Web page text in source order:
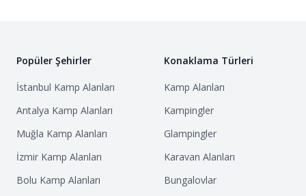
Popüler Şehirler
İstanbul Kamp Alanları
Antalya Kamp Alanları
Muğla Kamp Alanları
İzmir Kamp Alanları
Bolu Kamp Alanları
Konaklama Türleri
Kamp Alanları
Kampingler
Glampingler
Karavan Alanları
Bungalovlar